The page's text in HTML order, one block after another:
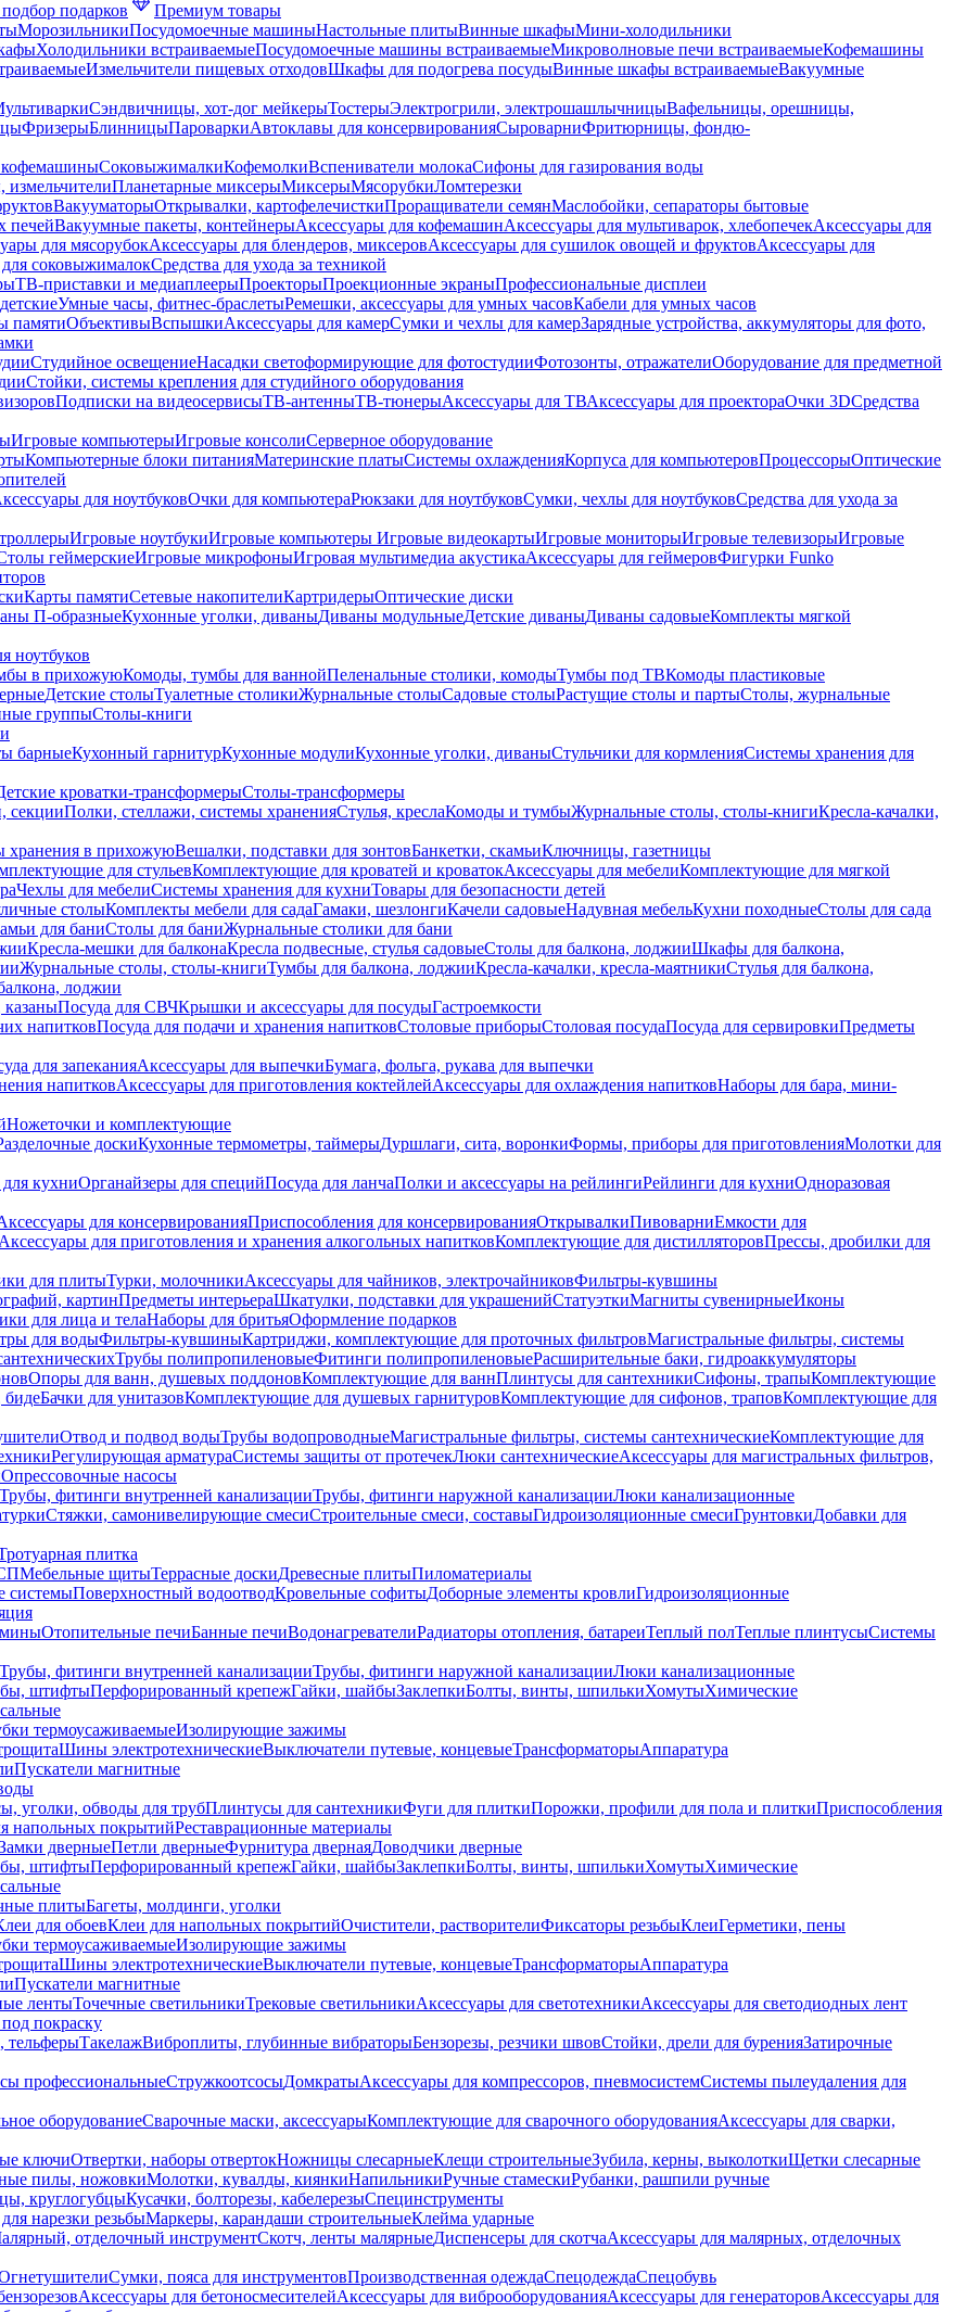
подарков
Премиум товары
МорозильникиПосудомоечные машиныНастольные плитыВинные шкафыМини-холодильники
Холодильники встраиваемыеПосудомоечные машины встраиваемыеМикроволновые печи встраиваемыеКофемашины
Измельчители пищевых отходовШкафы для подогрева посудыВинные шкафы встраиваемыеВакуумные
Сэндвичницы, хот-дог мейкерыТостерыЭлектрогрили, электрошашлычницыВафельницы, орешницы,
ФризерыБлинницыПароваркиАвтоклавы для консервированияСыроварниФритюрницы, фондю-
СоковыжималкиКофемолкиВспениватели молокаСифоны для газирования воды
Планетарные миксерыМиксерыМясорубкиЛомтерезки
ВакууматорыОткрывалки, картофелечисткиПроращиватели семянМаслобойки, сепараторы бытовые
печейВакуумные пакеты, контейнерыАксессуары для кофемашинАксессуары для мультиварок, хлебопечекАксессуары для
для мясорубокАксессуары для блендеров, миксеровАксессуары для сушилок овощей и фруктовАксессуары для
соковыжималокСредства для ухода за техникой
ТВ-приставки и медиаплеерыПроекторыПроекционные экраныПрофессиональные дисплеи
Умные часы, фитнес-браслетыРемешки, аксессуары для умных часовКабели для умных часов
памятиОбъективыВспышкиАксессуары для камерСумки и чехлы для камерЗарядные устройства, аккумуляторы для фото,
Студийное освещениеНасадки светоформирующие для фотостудииФотозонты, отражателиОборудование для предметной
Стойки, системы крепления для студийного оборудования
Подписки на видеосервисыТВ-антенныТВ-тюнерыАксессуары для ТВАксессуары для проектораОчки 3DСредства
Игровые компьютерыИгровые консолиСерверное оборудование
Компьютерные блоки питанияМатеринские платыСистемы охлажденияКорпуса для компьютеровПроцессорыОптические
для ноутбуковОчки для компьютераРюкзаки для ноутбуковСумки, чехлы для ноутбуковСредства для ухода за
Игровые ноутбукиИгровые компьютеры Игровые видеокартыИгровые мониторыИгровые телевизорыИгровые
геймерскиеИгровые микрофоныИгровая мультимедиа акустикаАксессуары для геймеровФигурки Funko
Карты памятиСетевые накопителиКартридерыОптические диски
П-образныеКухонные уголки, диваныДиваны модульныеДетские диваныДиваны садовыеКомплекты мягкой
ноутбуков
в прихожуюКомоды, тумбы для ваннойПеленальные столики, комодыТумбы под ТВКомоды пластиковые
Детские столыТуалетные столикиЖурнальные столыСадовые столыРастущие столы и партыСтолы, журнальные
группыСтолы-книги
барныеКухонный гарнитурКухонные модулиКухонные уголки, диваныСтульчики для кормленияСистемы хранения для
кроватки-трансформерыСтолы-трансформеры
секцииПолки, стеллажи, системы храненияСтулья, креслаКомоды и тумбыЖурнальные столы, столы-книгиКресла-качалки,
хранения в прихожуюВешалки, подставки для зонтовБанкетки, скамьиКлючницы, газетницы
для стульевКомплектующие для кроватей и кроватокАксессуары для мебелиКомплектующие для мягкой
Чехлы для мебелиСистемы хранения для кухниТовары для безопасности детей
столыКомплекты мебели для садаГамаки, шезлонгиКачели садовыеНадувная мебельКухни походныеСтолы для сада
для баниСтолы для баниЖурнальные столики для бани
Кресла-мешки для балконаКресла подвесные, стулья садовыеСтолы для балкона, лоджииШкафы для балкона,
Журнальные столы, столы-книгиТумбы для балкона, лоджииКресла-качалки, кресла-маятникиСтулья для балкона,
лоджии
Посуда для СВЧКрышки и аксессуары для посудыГастроемкости
напитковПосуда для подачи и хранения напитковСтоловые приборыСтоловая посудаПосуда для сервировкиПредметы
для запеканияАксессуары для выпечкиБумага, фольга, рукава для выпечки
напитковАксессуары для приготовления коктейлейАксессуары для охлаждения напитковНаборы для бара, мини-
Ножеточки и комплектующие
доскиКухонные термометры, таймерыДуршлаги, сита, воронкиФормы, приборы для приготовленияМолотки для
кухниОрганайзеры для специйПосуда для ланчаПолки и аксессуары на рейлингиРейлинги для кухниОдноразовая
для консервированияПриспособления для консервированияОткрывалкиПивоварниЕмкости для
Аксессуары для приготовления и хранения алкогольных напитковКомплектующие для дистилляторовПрессы, дробилки для
для плитыТурки, молочникиАксессуары для чайников, электрочайниковФильтры-кувшины
картинПредметы интерьераШкатулки, подставки для украшенийСтатуэткиМагниты сувенирныеИконы
для лица и телаНаборы для бритьяОформление подарков
для водыФильтры-кувшиныКартриджи, комплектующие для проточных фильтровМагистральные фильтры, системы
Трубы полипропиленовыеФитинги полипропиленовыеРасширительные баки, гидроаккумуляторы
Опоры для ванн, душевых поддоновКомплектующие для ваннПлинтусы для сантехникиСифоны, трапыКомплектующие
бидеБачки для унитазовКомплектующие для душевых гарнитуровКомплектующие для сифонов, траповКомплектующие для
Отвод и подвод водыТрубы водопроводныеМагистральные фильтры, системы сантехническиеКомплектующие для
Регулирующая арматураСистемы защиты от протечекЛюки сантехническиеАксессуары для магистральных фильтров,
Опрессовочные насосы
Трубы, фитинги внутренней канализацииТрубы, фитинги наружной канализацииЛюки канализационные
Стяжки, самонивелирующие смесиСтроительные смеси, составыГидроизоляционные смесиГрунтовкиДобавки для
плитка
Мебельные щитыТеррасные доскиДревесные плитыПиломатериалы
системыПоверхностный водоотводКровельные софитыДоборные элементы кровлиГидроизоляционные
Отопительные печиБанные печиВодонагревателиРадиаторы отопления, батареиТеплый полТеплые плинтусыСистемы
Трубы, фитинги внутренней канализацииТрубы, фитинги наружной канализацииЛюки канализационные
штифтыПерфорированный крепежГайки, шайбыЗаклепкиБолты, винты, шпилькиХомутыХимические
термоусаживаемыеИзолирующие зажимы
Шины электротехническиеВыключатели путевые, концевыеТрансформаторыАппаратура
Пускатели магнитные
уголки, обводы для трубПлинтусы для сантехникиФуги для плиткиПорожки, профили для пола и плиткиПриспособления
напольных покрытийРеставрационные материалы
дверныеПетли дверныеФурнитура двернаяДоводчики дверные
штифтыПерфорированный крепежГайки, шайбыЗаклепкиБолты, винты, шпилькиХомутыХимические
плитыБагеты, молдинги, уголки
для обоевКлеи для напольных покрытийОчистители, растворителиФиксаторы резьбыКлеиГерметики, пены
термоусаживаемыеИзолирующие зажимы
Шины электротехническиеВыключатели путевые, концевыеТрансформаторыАппаратура
Пускатели магнитные
лентыТочечные светильникиТрековые светильникиАксессуары для светотехникиАксессуары для светодиодных лент
покраску
тельферыТакелажВиброплиты, глубинные вибраторыБензорезы, резчики швовСтойки, дрели для буренияЗатирочные
профессиональныеСтружкоотсосыДомкратыАксессуары для компрессоров, пневмосистемСистемы пылеудаления для
оборудованиеСварочные маски, аксессуарыКомплектующие для сварочного оборудованияАксессуары для сварки,
ключиОтвертки, наборы отвертокНожницы слесарныеКлещи строительныеЗубила, керны, выколоткиЩетки слесарные
пилы, ножовкиМолотки, кувалды, киянкиНапильникиРучные стамескиРубанки, рашпили ручные
круглогубцыКусачки, болторезы, кабелерезыСпецинструменты
нарезки резьбыМаркеры, карандаши строительныеКлейма ударные
отделочный инструментСкотч, ленты малярныеДиспенсеры для скотчаАксессуары для малярных, отделочных
Сумки, пояса для инструментовПроизводственная одеждаСпецодеждаСпецобувь
Аксессуары для бетоносмесителейАксессуары для виброоборудованияАксессуары для генераторовАксессуары для